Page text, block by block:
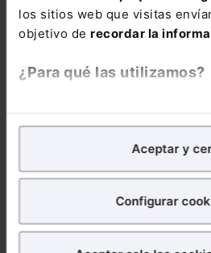
los sitios web que visitas
objetivo de recordar la
¿Para qué las utilizamos?
analíticospara tratar de
nuestra página web. También
para poder mostrarte
¿Qué puedes hacer?
Aceptar y
Configurar